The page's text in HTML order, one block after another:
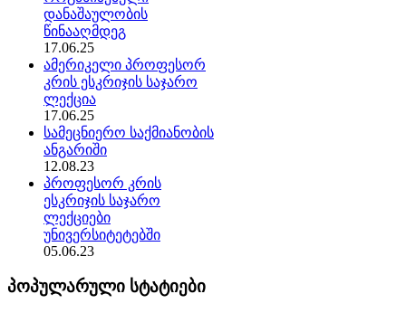
დანაშაულობის
წინააღმდეგ
17.06.25
ამერიკელი პროფესორ
კრის ესკრიჯის საჯარო
ლექცია
17.06.25
სამეცნიერო საქმიანობის
ანგარიში
12.08.23
პროფესორ კრის
ესკრიჯის საჯარო
ლექციები
უნივერსიტეტებში
05.06.23
პოპულარული სტატიები